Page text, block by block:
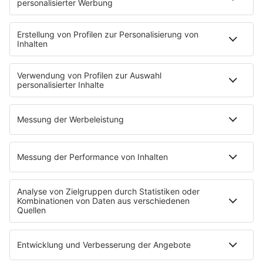
Jahrhundertgeschichten
Mein delta radio
App
DAB+
Empfang
Jobs & Praktika
Service
Datenschutz
Datenschutzeinstellungen
Impressum
Nutzungsbedingungen
Stromvergleich